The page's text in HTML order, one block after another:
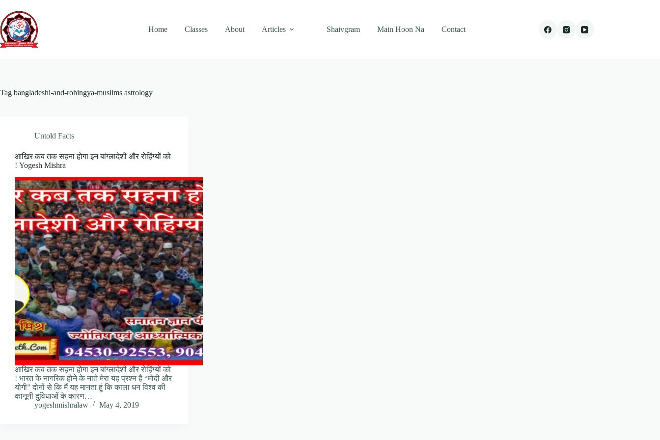
content
Home
Classes About Articles Shaivgram Main Hoon Na Contact
Tag bangladeshi-and-rohingya-muslims astrology
Untold Facts
आखिर कब तक सहना होगा इन बांग्लादेशी और रोहिंग्यों को
! Yogesh Mishra
आखिर कब तक सहना होगा इन बांग्लादेशी और रोहिंग्यों को
! भारत के नागरिक होने के नाते मेरा यह प्रश्न है “मोदी और
योगी” दोनों से कि मैं यह मानता हूं कि काला धन विश्व की
कानूनी दुविधाओं के कारण…
yogeshmishralaw
May 4, 2019